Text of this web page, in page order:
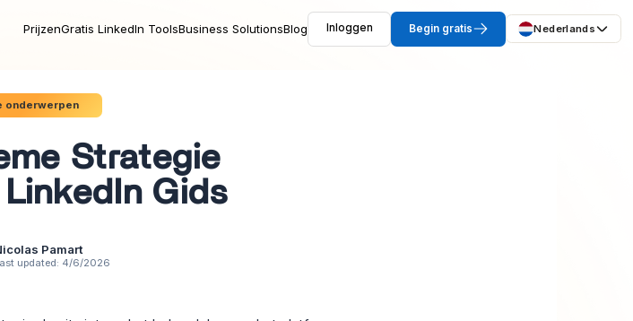
PrijzenGratis LinkedIn ToolsBusiness SolutionsBlog Inloggen Begin gratis Nederlands
onderwerpen
Strategie
Gids
Pamart
updated: 4/6/2026